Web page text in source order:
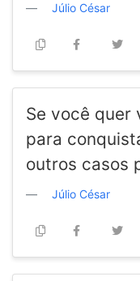
Júlio César
Se você quer
para
outros casos
Júlio César